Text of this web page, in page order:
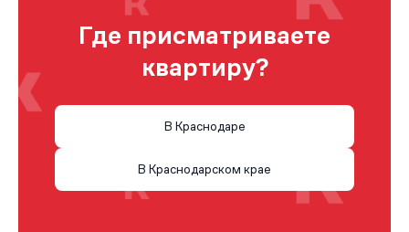
Где присматриваете
квартиру?
В Краснодаре
В Краснодарском крае